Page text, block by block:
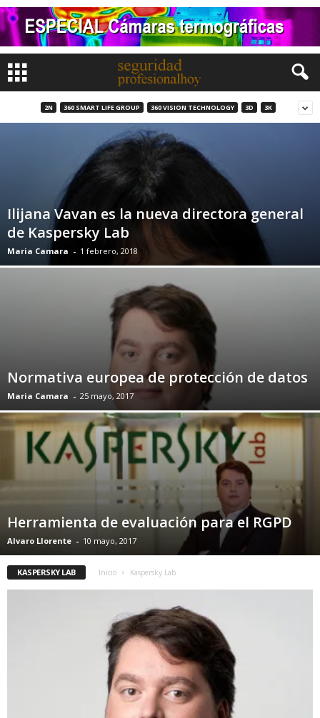
2N 360 SMART LIFE GROUP 360 VISION TECHNOLOGY 3D 3K
Ilijana Vavan es la nueva directora general
de Kaspersky Lab
Maria Camara - 1 febrero, 2018
Normativa europea de protección de datos
Maria Camara - 25 mayo, 2017
Herramienta de evaluación para el RGPD
Alvaro Llorente - 10 mayo, 2017
KASPERSKY LAB Inicio Kaspersky Lab